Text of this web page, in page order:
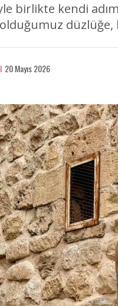
birlikte kendi
düzlüğe,
20 Mayıs 2026